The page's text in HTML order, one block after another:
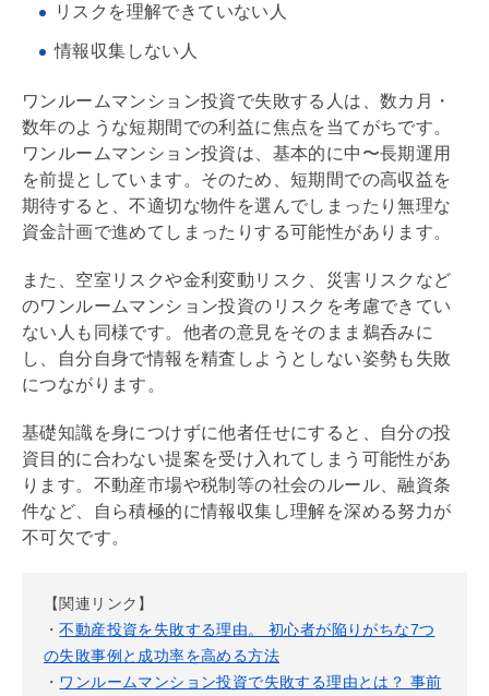
リスクを理解できていない人
情報収集しない人
ワンルームマンション投資で失敗する人は、数カ月・
数年のような短期間での利益に焦点を当てがちです。
ワンルームマンション投資は、基本的に中〜長期運用
を前提としています。そのため、短期間での高収益を
期待すると、不適切な物件を選んでしまったり無理な
資金計画で進めてしまったりする可能性があります。
また、空室リスクや金利変動リスク、災害リスクなど
のワンルームマンション投資のリスクを考慮できてい
ない人も同様です。他者の意見をそのまま鵜呑みに
し、自分自身で情報を精査しようとしない姿勢も失敗
につながります。
基礎知識を身につけずに他者任せにすると、自分の投
資目的に合わない提案を受け入れてしまう可能性があ
ります。不動産市場や税制等の社会のルール、融資条
件など、自ら積極的に情報収集し理解を深める努力が
不可欠です。
【関連リンク】
・不動産投資を失敗する理由。 初心者が陥りがちな7つ
の失敗事例と成功率を高める方法
・ ワンルームマンション投資で失敗する理由とは？ 事前